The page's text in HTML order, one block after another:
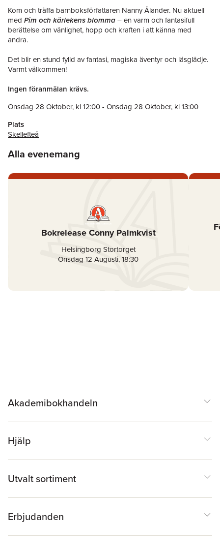
Kom och träffa barnboksförfattaren Nanny Ålander. Nu aktuell
med Pim och kärlekens blomma– en varm och fantasifull
berättelse om vänlighet, hopp och kraften i att känna med
andra.
Det blir en stund fylld av fantasi, magiska äventyr och läsglädje.
Varmt välkommen!
Ingen föranmälan krävs.
Onsdag 28 Oktober, kl12:00- Onsdag 28 Oktober, kl13:00
Plats
Skellefteå
Alla evenemang
Bokrelease Conny Palmkvist
Helsingborg Stortorget
Onsdag 12 Augusti,18:30
Akademibokhandeln
Hjälp
Utvalt sortiment
Erbjudanden